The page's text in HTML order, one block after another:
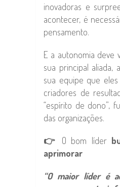
inovadoras e
acontecer, é
pensamento.
E a autonomia deve
sua principal aliada,
sua equipe que
criadores de
“espírito de dono”,
das organizações.
👉 O bom líder
aprimorar
“O maior líder é